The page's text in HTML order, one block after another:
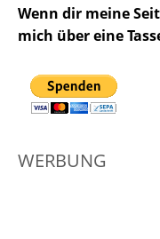
Wenn dir meine
mich über eine
WERBUNG